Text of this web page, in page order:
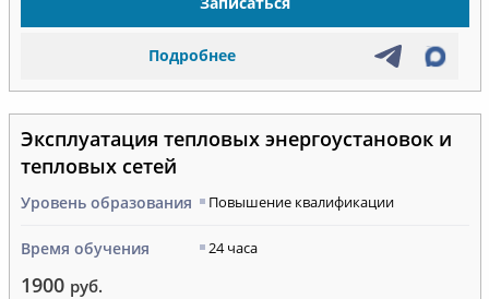
Подробнее
Эксплуатация тепловых энергоустановок и
тепловых сетей
Уровень образования Повышение квалификации
Время обучения 24 часа
1900 руб.